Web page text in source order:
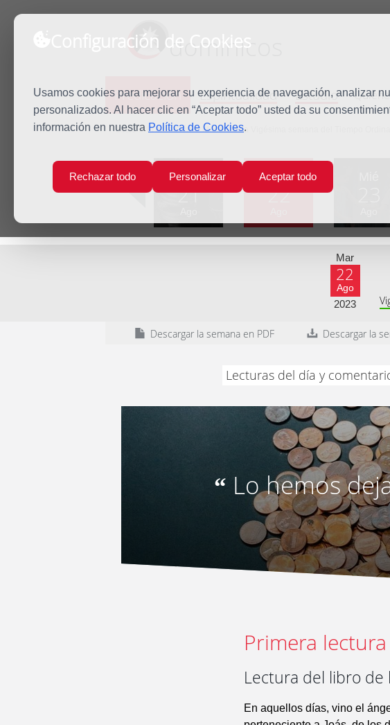
Configuración de Cookies
Usamos cookies para mejorar su experiencia de navegación, analizar
personalizados. Al hacer clic en “Aceptar todo” usted da su
información en nuestra Política de Cookies.
Rechazar todo Personalizar Aceptar todo
dominicos
Predicación Espiritualidad Estudio
Inicio Predicación Martes de la Vigésima semana del Tiempo
Lun
21
Mar
22
Mar
22
Ago
2023
Descargar la semana en PDF Descargar la
Lecturas del día y
“ Lo hemos
Primera lectura
Lectura del libro de
En aquellos días, vino el